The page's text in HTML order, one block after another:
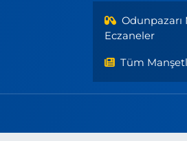
Odunpazarı
Eczaneler
Tüm